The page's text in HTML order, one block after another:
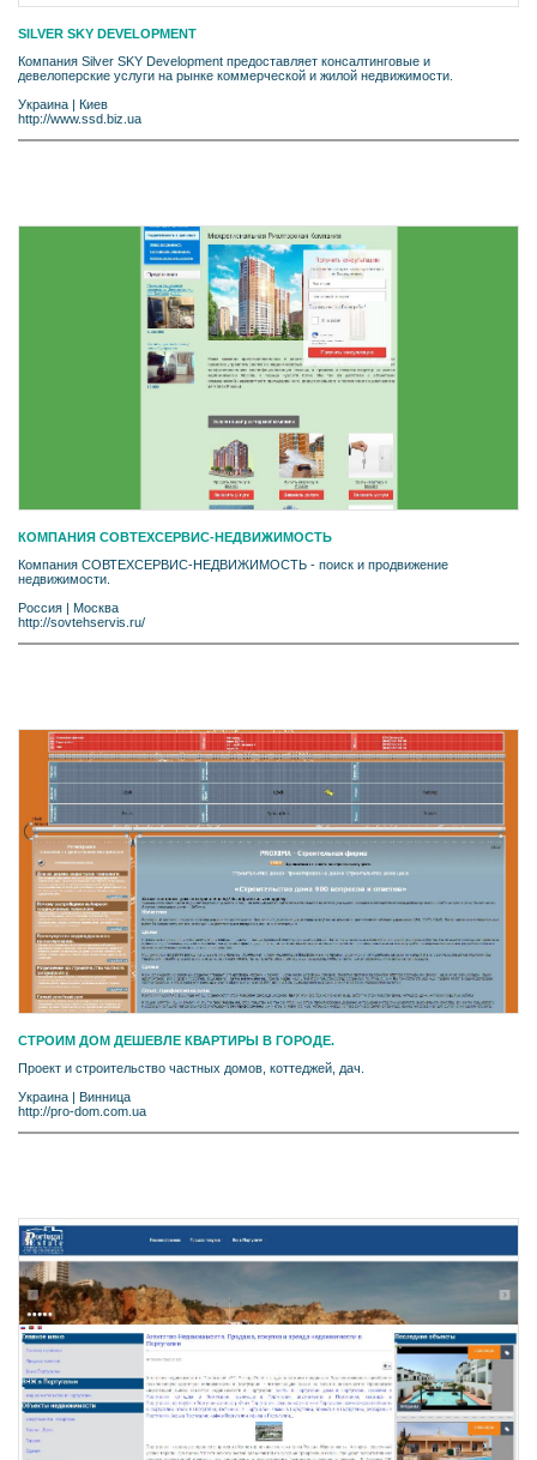
SILVER SKY DEVELOPMENT
Компания Silver SKY Development предоставляет консалтинговые и
девелоперские услуги на рынке коммерческой и жилой недвижимости.
Украина | Киев
http://www.ssd.biz.ua
КОМПАНИЯ СОВТЕХСЕРВИС-НЕДВИЖИМОСТЬ
Компания СОВТЕХСЕРВИС-НЕДВИЖИМОСТЬ - поиск и продвижение
недвижимости.
Россия | Москва
http://sovtehservis.ru/
СТРОИМ ДОМ ДЕШЕВЛЕ КВАРТИРЫ В ГОРОДЕ.
Проект и строительство частных домов, коттеджей, дач.
Украина
Винница
http://pro-dom.com.ua